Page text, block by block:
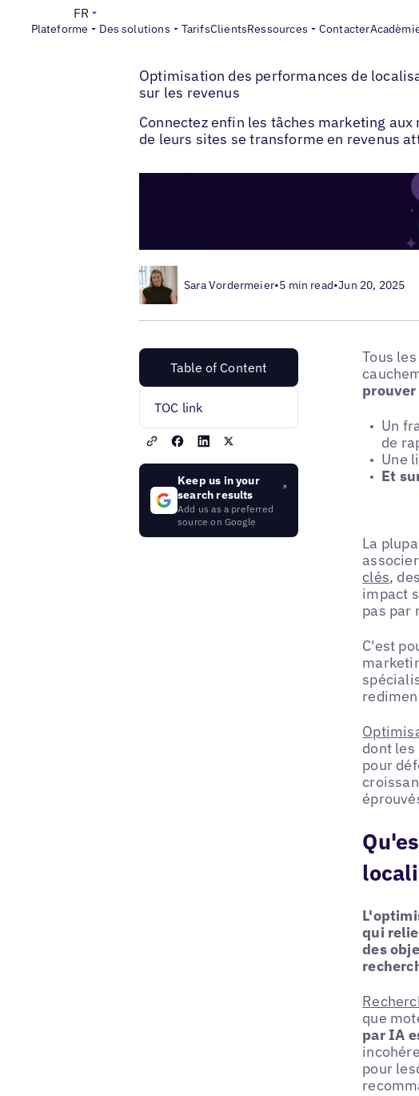
Plateforme Des solutions TarifsClientsRessources Contacter
FR
Blogs> Stratégie de marketing local> Qu’est-ce
Optimisation des performances de
sur les revenus
Connectez enfin les tâches marketing
de leurs sites se transforme en revenus
Sara Vordermeier•5 min read•Jun 20, 2025
Table of Content
TOC link
Keep us in your
search results
Add us as a preferred
source on Google
Tous
Un
de
Une
Et
La
clés,
impact
pas par
C'est
dont
pour
qui
des
que
par IA
pour